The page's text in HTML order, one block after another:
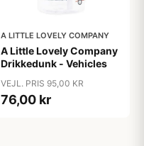
A LITTLE LOVELY COMPANY
A Little Lovely Company
Drikkedunk - Vehicles
VEJL. PRIS 95,00 KR
76,00 kr